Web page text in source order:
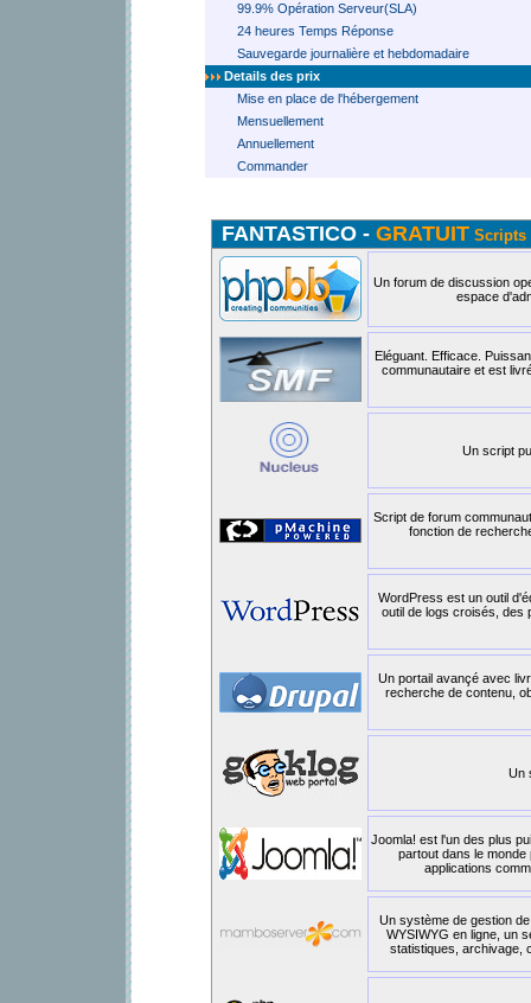
99.9% Opération Serveur(SLA)
24 heures Temps Réponse
Sauvegarde journalière et hebdomadaire
Details des prix
Mise en place de l'hébergement
Mensuellement
Annuellement
Commander
FANTASTICO - GRATUIT Scripts
Un forum de discussion
espace
Eléguant. Efficace.
communautaire et est
Un script
Script de forum
fonction de
WordPress est un outil
outil de logs croisés, des
Un portail avançé avec
recherche de contenu,
Un
Joomla! est l'un des plus
partout dans le
applications
Un système de gestion
WYSIWYG en ligne, un
statistiques, archivage,